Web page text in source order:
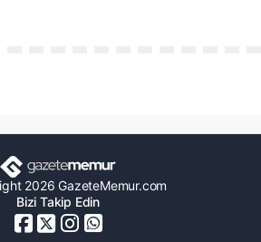
2026 GazeteMemur.com
Bizi Takip Edin